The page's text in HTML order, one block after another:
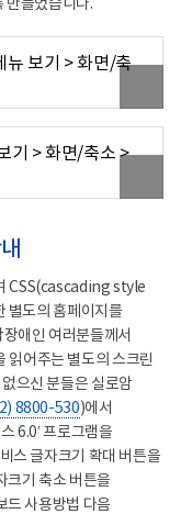
만들었습니다.
원
이
미
지
보
원
이
CSS(cascading style
별도의 홈페이지를
애인 여러분들께서
읽어주는 별도의 스크린
으신 분들은 실로암
8800-530)에서
6.0’ 프로그램을
스 글자크기 확대 버튼을
크기 축소 버튼을
드 사용방법 다음